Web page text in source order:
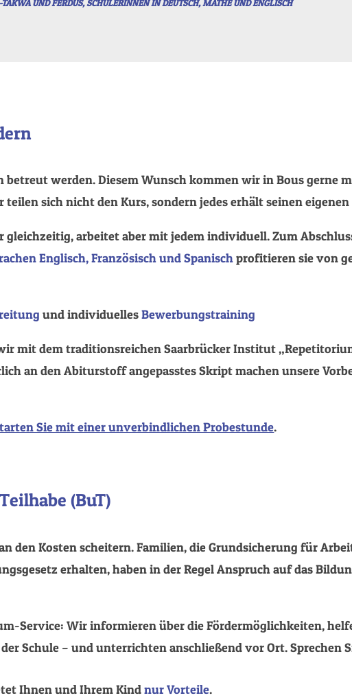
-TAKWA UND FERDUS, SCHÜLERINNEN IN DEUTSCH, MATHE UND ENGLISCH
betreut werden. Diesem Wunsch kommen wir in Bous gerne
teilen sich nicht den Kurs, sondern jedes erhält seinen
arbeitet aber mit jedem individuell. Zum
Englisch, Französisch und Spanischprofitieren sie von
und individuellesBewerbungstraining
mit dem traditionsreichen Saarbrücker Institut
an den Abiturstoff angepasstes Skript machen unsere
Sie mit einer unverbindlichen Probestunde.
(BuT)
den Kosten scheitern. Familien, die Grundsicherung für
erhalten, haben in der Regel Anspruch auf das
Service: Wir informieren über die Fördermöglichkeiten,
Schule – und unterrichten anschließend vor Ort. Sprechen
Ihnen und Ihrem Kindnur Vorteile.